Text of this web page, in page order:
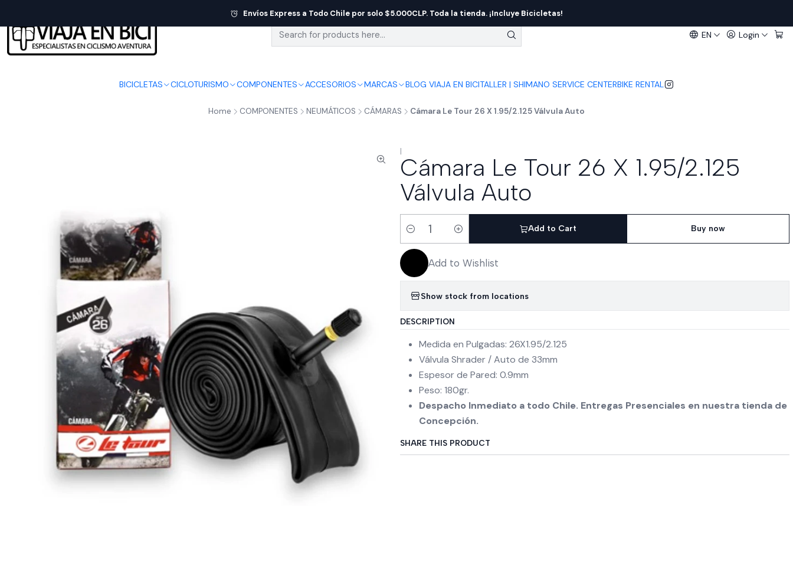
EN Login
BICICLETAS CICLOTURISMO COMPONENTES ACCESORIOS MARCAS BLOG VIAJA EN BICITALLER | SHIMANO SERVICE CENTERBIKE RENTAL
Envíos Express a Todo Chile por solo $5.000CLP. Toda la tienda. ¡Incluye Bicicletas!
Home COMPONENTES NEUMÁTICOS CÁMARAS Cámara Le Tour 26 X 1.95/2.125 Válvula Auto
|
Cámara Le Tour 26 X 1.95/2.125
Válvula Auto
Quantity
Add to Cart Buy now
Add to Wishlist
Show stock from locations
DESCRIPTION
Medida en Pulgadas: 26X1.95/2.125
Válvula Shrader / Auto de 33mm
Espesor de Pared: 0.9mm
Peso: 180gr.
Despacho Inmediato a todo Chile. Entregas Presenciales en nuestra tienda de
Concepción.
SHARE THIS PRODUCT